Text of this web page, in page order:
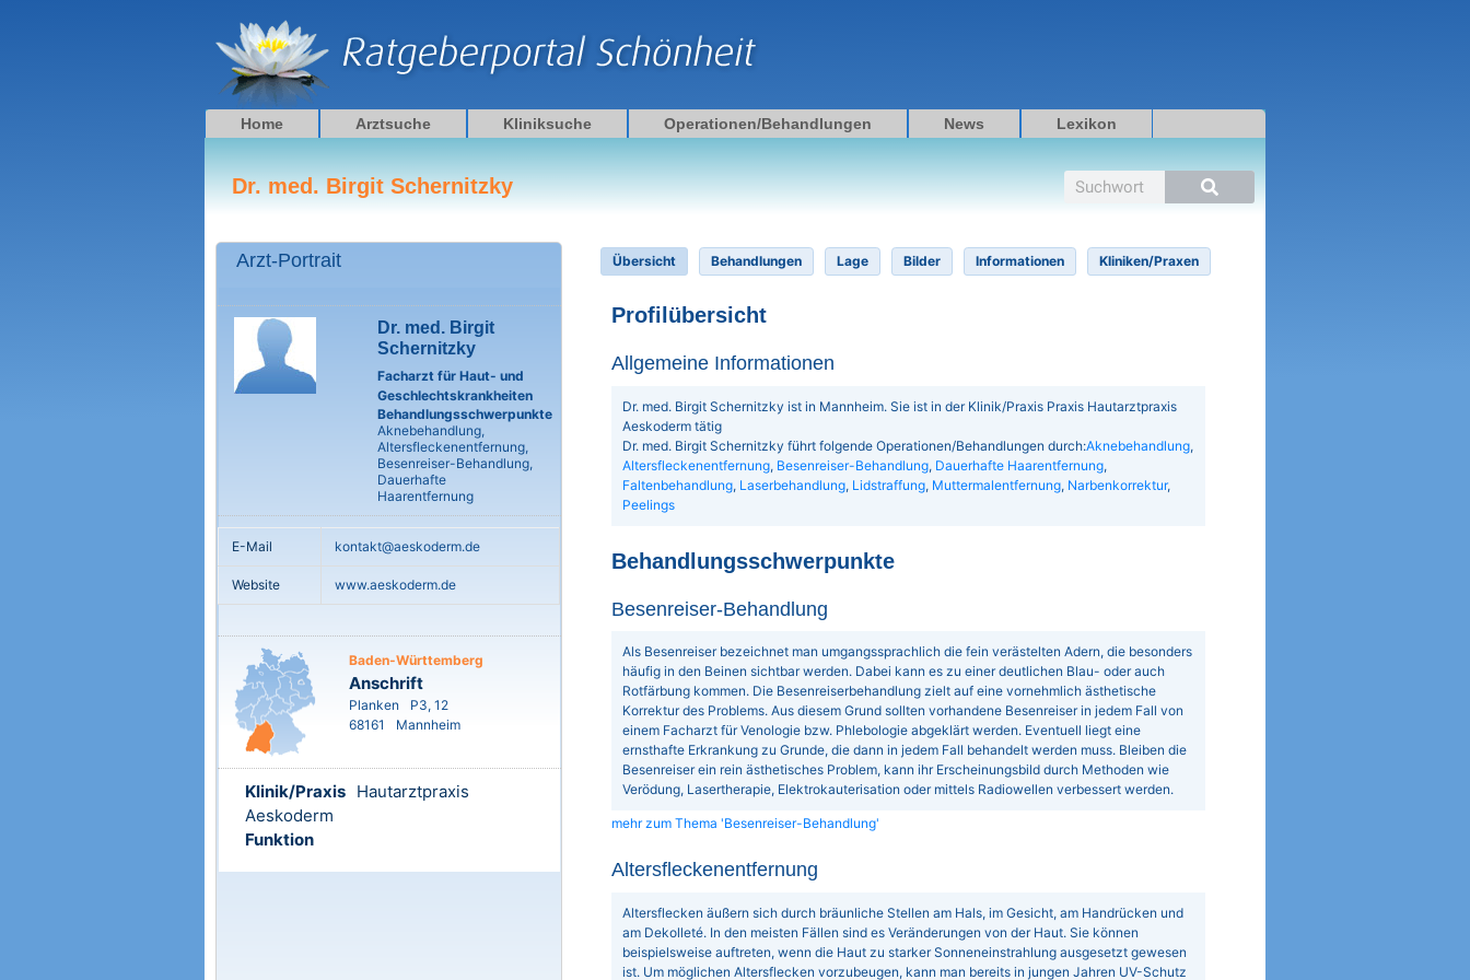
Home Arztsuche Kliniksuche Operationen/Behandlungen News Lexikon
Dr. med. Birgit Schernitzky Suche
Arzt-Portrait
Dr. med. Birgit
Schernitzky
Facharzt für Haut- und
Geschlechtskrankheiten
Behandlungsschwerpunkte
Aknebehandlung,
Altersfleckenentfernung,
Besenreiser-Behandlung,
Dauerhafte
Haarentfernung
E-Mail kontakt@aeskoderm.de
Website www.aeskoderm.de
Baden-Württemberg
Anschrift
Planken
P3, 12
68161
Mannheim
Klinik/Praxis Hautarztpraxis
Aeskoderm
Funktion
Übersicht Behandlungen Lage Bilder Informationen Kliniken/Praxen
Profilübersicht
Allgemeine Informationen
Dr. med. Birgit Schernitzky ist in Mannheim. Sie ist in der Klinik/Praxis Praxis Hautarztpraxis
Aeskoderm tätig
Dr. med. Birgit Schernitzky führt folgende Operationen/Behandlungen durch:Aknebehandlung,
Altersfleckenentfernung, Besenreiser-Behandlung, Dauerhafte Haarentfernung,
Faltenbehandlung, Laserbehandlung, Lidstraffung, Muttermalentfernung, Narbenkorrektur,
Peelings
Behandlungsschwerpunkte
Besenreiser-Behandlung
Als Besenreiser bezeichnet man umgangssprachlich die fein verästelten Adern, die besonders
häufig in den Beinen sichtbar werden. Dabei kann es zu einer deutlichen Blau- oder auch
Rotfärbung kommen. Die Besenreiserbehandlung zielt auf eine vornehmlich ästhetische
Korrektur des Problems. Aus diesem Grund sollten vorhandene Besenreiser in jedem Fall von
einem Facharzt für Venologie bzw. Phlebologie abgeklärt werden. Eventuell liegt eine
ernsthafte Erkrankung zu Grunde, die dann in jedem Fall behandelt werden muss. Bleiben die
Besenreiser ein rein ästhetisches Problem, kann ihr Erscheinungsbild durch Methoden wie
Verödung, Lasertherapie, Elektrokauterisation oder mittels Radiowellen verbessert werden.
mehr zum Thema 'Besenreiser-Behandlung'
Altersfleckenentfernung
Altersflecken äußern sich durch bräunliche Stellen am Hals, im Gesicht, am Handrücken und
am Dekolleté. In den meisten Fällen sind es Veränderungen von der Haut. Sie können
beispielsweise auftreten, wenn die Haut zu starker Sonneneinstrahlung ausgesetzt gewesen
ist. Um möglichen Altersflecken vorzubeugen, kann man bereits in jungen Jahren UV-Schutz